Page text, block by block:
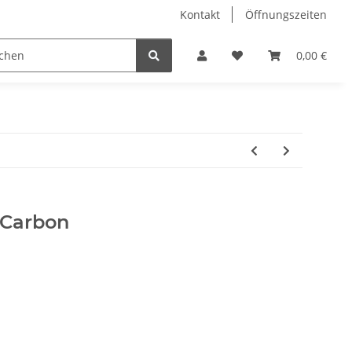
Kontakt Öffnungszeiten
0,00 €
Hobby Horse Dienstleistungen Geschenkartikel &